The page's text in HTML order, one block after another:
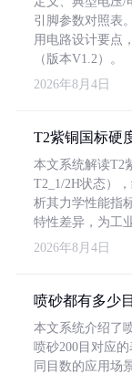
引脚参数对照表
用电路设计要点
（版本V1.2）。
2026年8月4日
T2紫铜国标硬
本文系统解读T2
T2_1/2H状态）
析其力学性能指
特性差异，为工
2026年8月4日
喷砂都有多少目
本文系统介绍了
喷砂200目对应
同目数的应用场